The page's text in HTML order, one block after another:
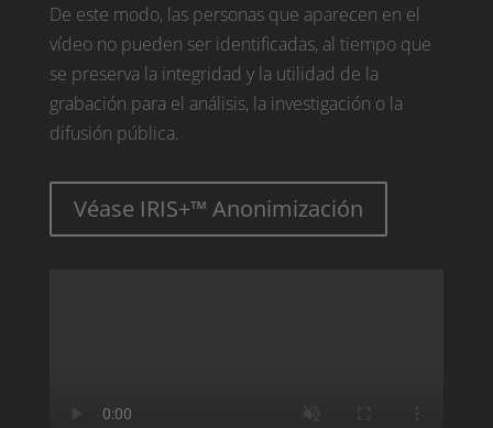
De este modo, las personas que aparecen en el
vídeo no pueden ser identificadas, al tiempo que
se preserva la integridad y la utilidad de la
grabación para el análisis, la investigación o la
difusión pública.
Véase IRIS+™ Anonimización